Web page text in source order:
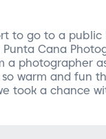
to go to a
Cana
photographer
warm and fun
took a chance